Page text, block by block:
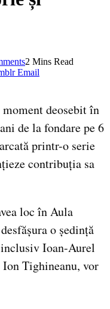
2 Mins Read
Email
deosebit în
de la fondare pe 6
printr-o serie
contribuția sa
loc în Aula
o ședință
Ioan-Aurel
Tighineanu, vor